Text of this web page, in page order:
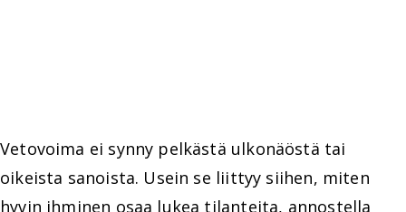
Vetovoima ei synny pelkästä ulkonäöstä tai
oikeista sanoista. Usein se liittyy siihen, miten
hyvin ihminen osaa lukea tilanteita, annostella